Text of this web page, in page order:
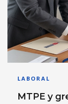
LABORAL
MTPE y